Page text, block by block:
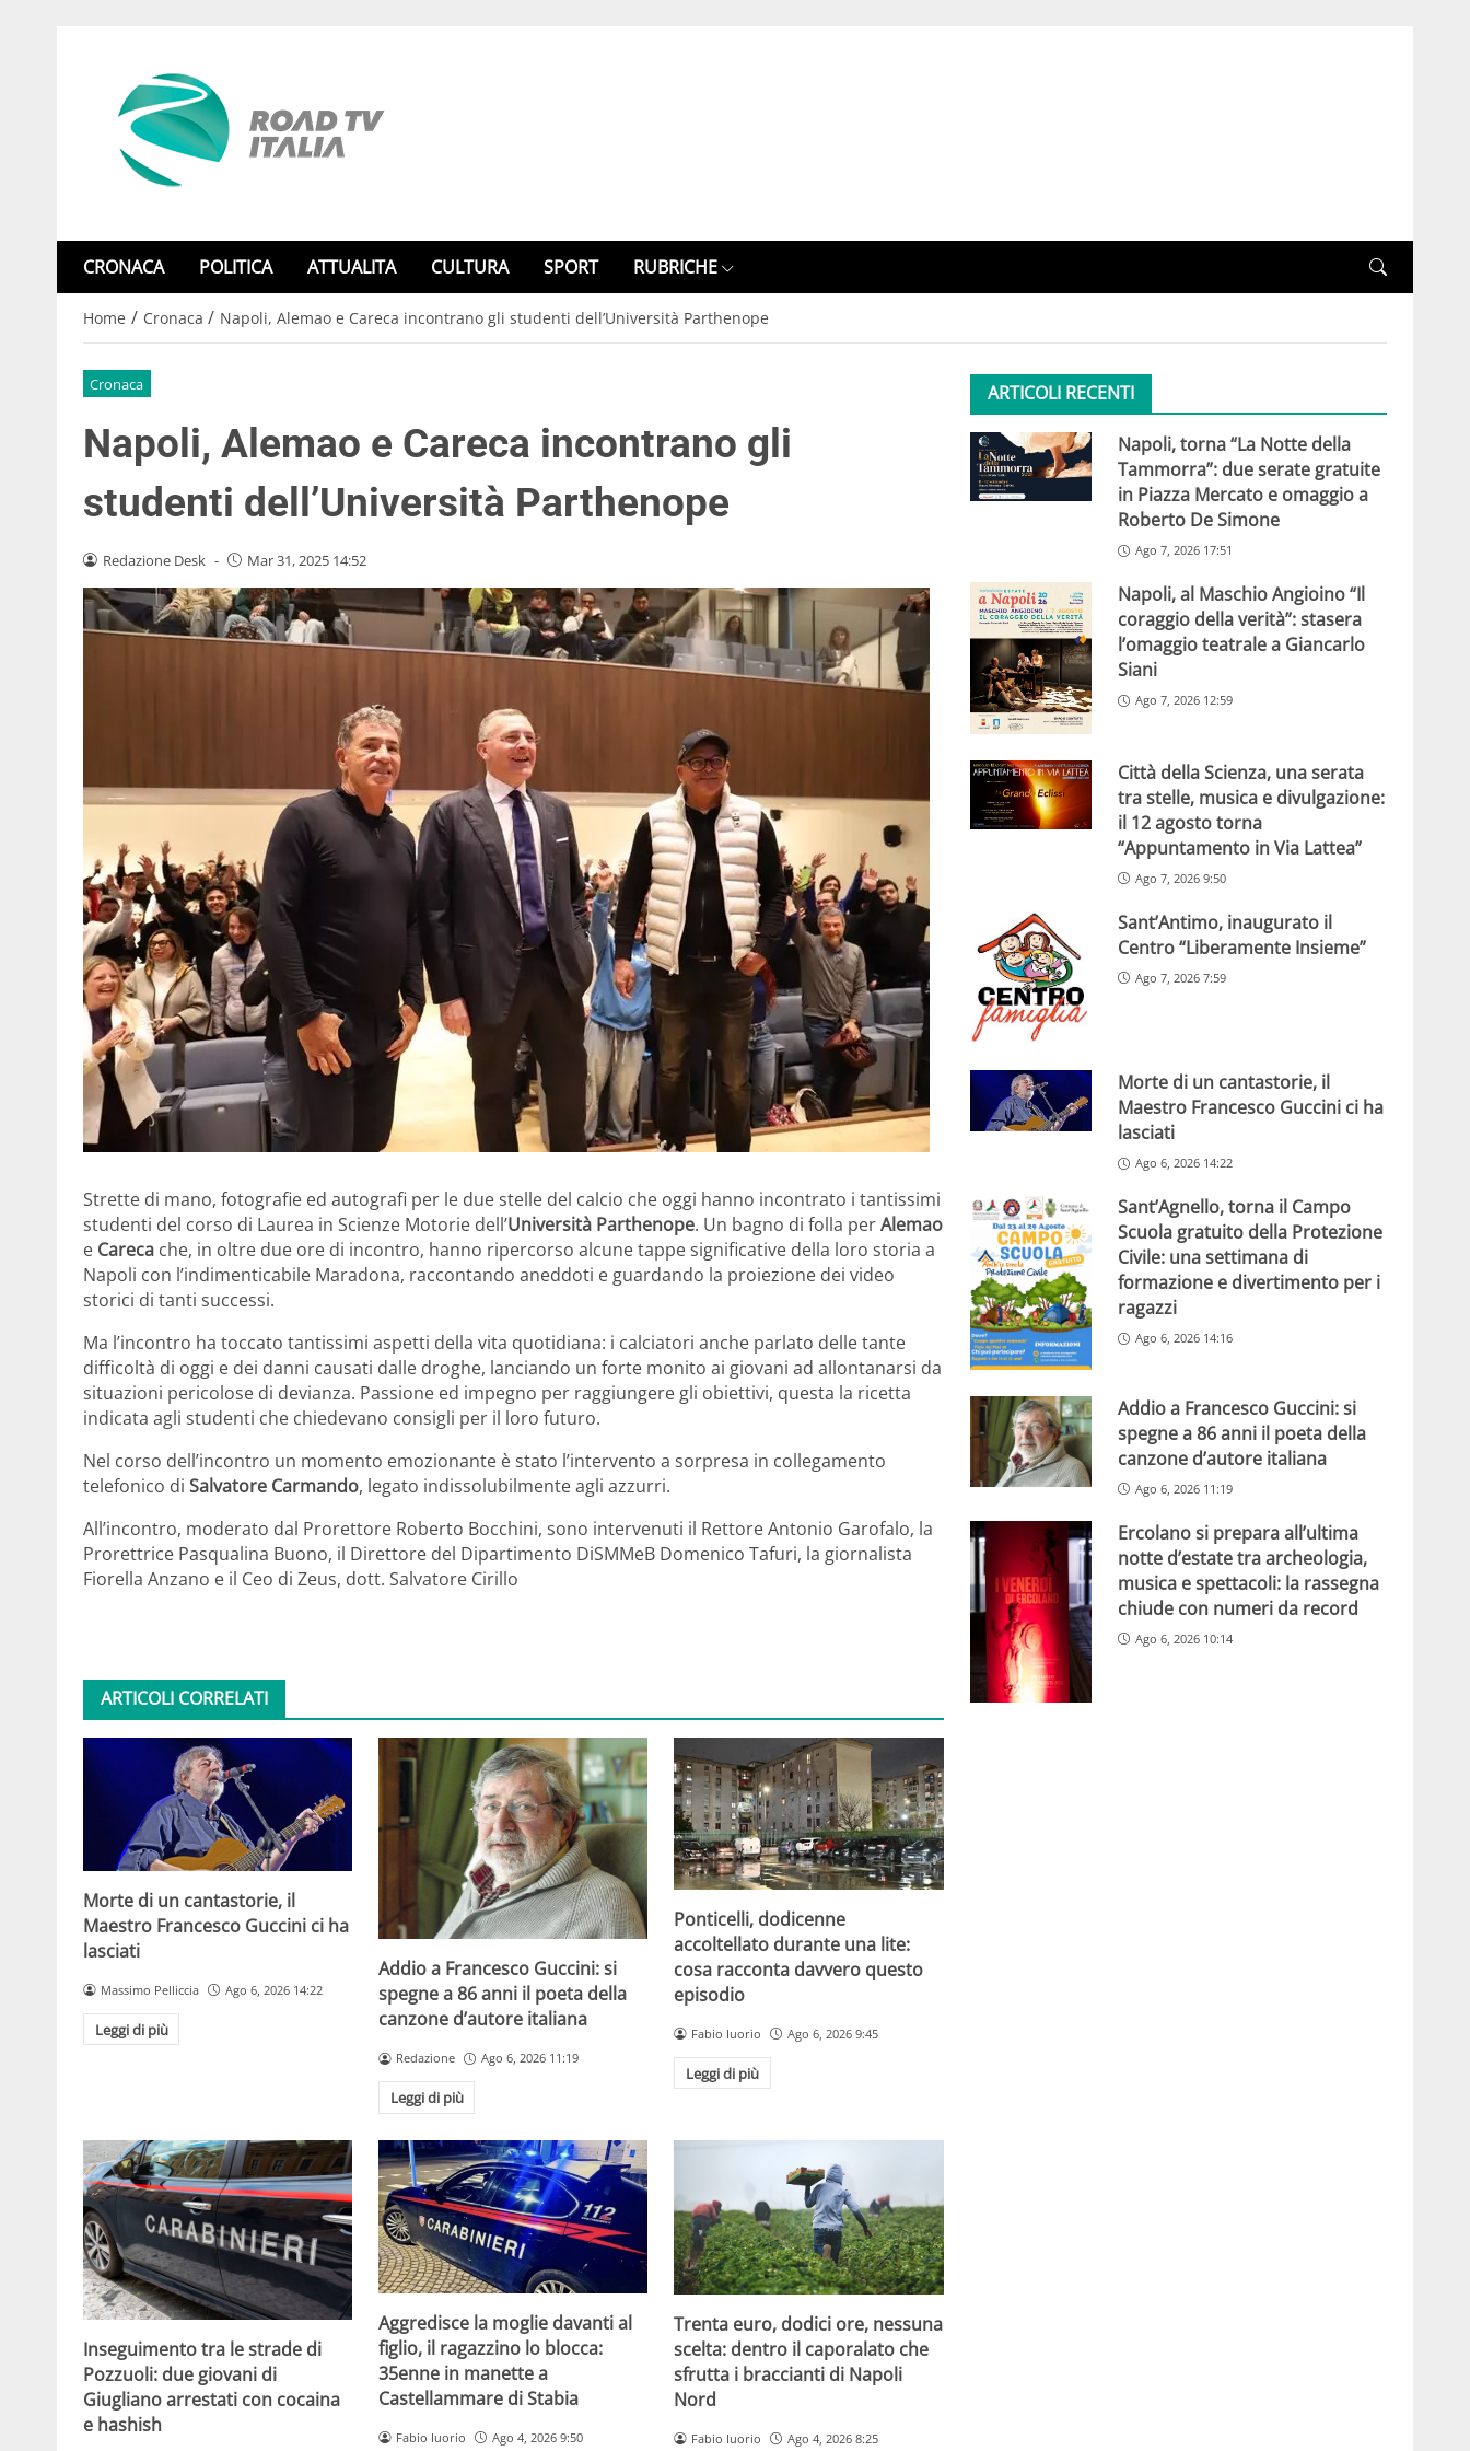
CRONACA POLITICA ATTUALITA CULTURA SPORT RUBRICHE
Home / Cronaca / Napoli, Alemao e Careca incontrano gli studenti dell’Università Parthenope
Cronaca
Napoli, Alemao e Careca incontrano gli
studenti dell’Università Parthenope
Redazione Desk - Mar 31, 2025 14:52
Strette di mano, fotografie ed autografi per le due stelle del calcio che oggi hanno incontrato i tantissimi
studenti del corso di Laurea in Scienze Motorie dell’Università Parthenope. Un bagno di folla perAlemao
e Careca che, in oltre due ore di incontro, hanno ripercorso alcune tappe significative della loro storia a
Napoli con l’indimenticabile Maradona, raccontando aneddoti e guardando la proiezione dei video
storici di tanti successi.
Ma l’incontro ha toccato tantissimi aspetti della vita quotidiana: i calciatori anche parlato delle tante
difficoltà di oggi e dei danni causati dalle droghe, lanciando un forte monito ai giovani ad allontanarsi da
situazioni pericolose di devianza. Passione ed impegno per raggiungere gli obiettivi, questa la ricetta
indicata agli studenti che chiedevano consigli per il loro futuro.
Nel corso dell’incontro un momento emozionante è stato l’intervento a sorpresa in collegamento
telefonico di Salvatore Carmando, legato indissolubilmente agli azzurri.
All’incontro, moderato dal Prorettore Roberto Bocchini, sono intervenuti il Rettore Antonio Garofalo, la
Prorettrice Pasqualina Buono, il Direttore del Dipartimento DiSMMeB Domenico Tafuri, la giornalista
Fiorella Anzano e il Ceo di Zeus, dott. Salvatore Cirillo
ARTICOLI CORRELATI
Morte di un cantastorie, il
Maestro Francesco Guccini ci ha
lasciati
Massimo Pelliccia Ago 6, 2026 14:22
Leggi di più
Addio a Francesco Guccini: si
spegne a 86 anni il poeta della
canzone d’autore italiana
Redazione Ago 6, 2026 11:19
Leggi di più
Ponticelli, dodicenne
accoltellato durante una lite:
cosa racconta davvero questo
episodio
Fabio Iuorio Ago 6, 2026 9:45
Leggi di più
Inseguimento tra le strade di
Pozzuoli: due giovani di
Giugliano arrestati con cocaina
e hashish
Aggredisce la moglie davanti al
figlio, il ragazzino lo blocca:
35enne in manette a
Castellammare di Stabia
Fabio Iuorio Ago 4, 2026 9:50
Trenta euro, dodici ore, nessuna
scelta: dentro il caporalato che
sfrutta i braccianti di Napoli
Nord
Fabio Iuorio Ago 4, 2026 8:25
ARTICOLI RECENTI
Napoli, torna “La Notte della
Tammorra”: due serate gratuite
in Piazza Mercato e omaggio a
Roberto De Simone
Ago 7, 2026 17:51
Napoli, al Maschio Angioino “Il
coraggio della verità”: stasera
l’omaggio teatrale a Giancarlo
Siani
Ago 7, 2026 12:59
Città della Scienza, una serata
tra stelle, musica e divulgazione:
il 12 agosto torna
“Appuntamento in Via Lattea”
Ago 7, 2026 9:50
Sant’Antimo, inaugurato il
Centro “Liberamente Insieme”
Ago 7, 2026 7:59
Morte di un cantastorie, il
Maestro Francesco Guccini ci ha
lasciati
Ago 6, 2026 14:22
Sant’Agnello, torna il Campo
Scuola gratuito della Protezione
Civile: una settimana di
formazione e divertimento per i
ragazzi
Ago 6, 2026 14:16
Addio a Francesco Guccini: si
spegne a 86 anni il poeta della
canzone d’autore italiana
Ago 6, 2026 11:19
Ercolano si prepara all’ultima
notte d’estate tra archeologia,
musica e spettacoli: la rassegna
chiude con numeri da record
Ago 6, 2026 10:14